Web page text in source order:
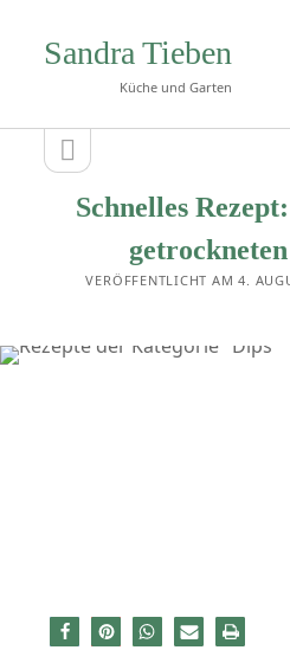
Sandra Tieben
Küche und Garten
Seitenleiste
Seitenleiste
öffnen
Schnelles
VERÖFFENTLICHT AM 4.